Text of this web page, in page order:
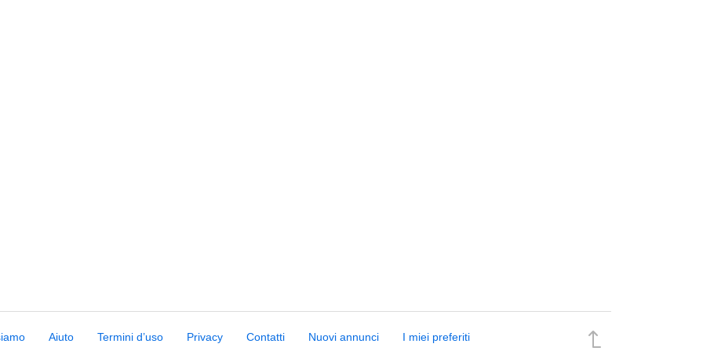
Aiuto Termini d’uso Privacy Contatti Nuovi annunci I miei preferiti